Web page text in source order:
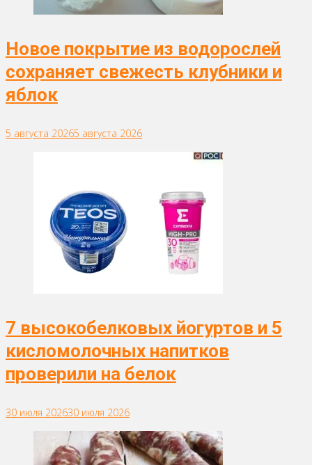
Новое покрытие из водорослей
сохраняет свежесть клубники и
яблок
5 августа 20265 августа 2026
7 высокобелковых йогуртов и 5
кисломолочных напитков
проверили на белок
30 июля 202630 июля 2026